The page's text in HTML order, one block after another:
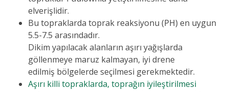
elverişlidir.
Bu topraklarda toprak reaksiyonu (PH) en uygun
5.5-7.5 arasındadır.
Dikim yapılacak alanların aşırı yağışlarda
göllenmeye maruz kalmayan, iyi drene
edilmiş bölgelerde seçilmesi gerekmektedir.
Aşırı killi topraklarda, toprağın iyileştirilmesi